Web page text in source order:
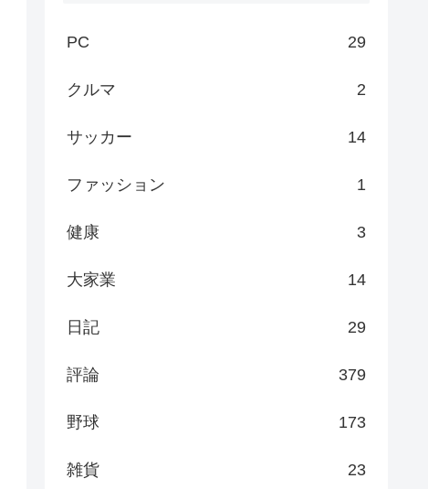
PC 29
クルマ 2
サッカー 14
ファッション 1
健康 3
大家業 14
日記 29
評論 379
野球 173
雑貨 23